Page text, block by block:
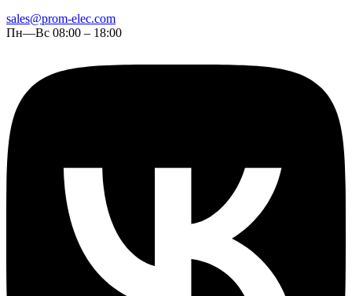
sales@prom-elec.com
Пн—Вс 08:00 – 18:00